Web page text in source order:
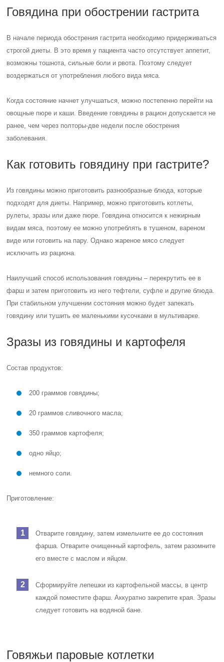
Говядина при обострении гастрита
В начале периода обострения гастрита необходимо придерживаться
строгой диеты. В это время у пациента часто отсутствует аппетит,
возможны тошнота, сильные боли и рвота. Поэтому следует
воздержаться от употребления любого вида мяса.
Когда состояние начнет улучшаться, можно постепенно перейти на
овощные пюре и каши. Введение говядины в рацион допускается не
ранее, чем через полторы-две недели после обострения
заболевания.
Как готовить говядину при гастрите?
Из говядины можно приготовить разнообразные блюда, которые
подходят для диеты. Например, можно приготовить котлеты,
рулеты, зразы или даже пюре. Говядина относится к нежирным
видам мяса, поэтому ее можно употреблять в тушеном, вареном
виде или готовить на пару. Однако жареное мясо следует
исключить из рациона.
Наилучший способ использования говядины – перекрутить ее в
фарш и затем приготовить из него тефтели, суфле и другие блюда.
При стабильном улучшении состояния можно будет запекать
говядину или тушить ее маленькими кусочками в мультиварке.
Зразы из говядины и картофеля
Состав продуктов:
200 граммов говядины;
20 граммов сливочного масла;
350 граммов картофеля;
одно яйцо;
немного соли.
Приготовление:
Отварите говядину, затем измельчите ее до состояния
фарша. Отварите очищенный картофель, затем разомните
его вместе с маслом и яйцом.
Сформируйте лепешки из картофельной массы, в центр
каждой поместите фарш. Аккуратно закрепите края. Зразы
следует готовить на водяной бане.
Говяжьи паровые котлетки